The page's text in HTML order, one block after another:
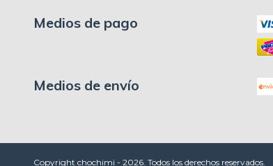
Medios de pago
Medios de envío
Copyright chochimi - 2026. Todos los derechos reservados.